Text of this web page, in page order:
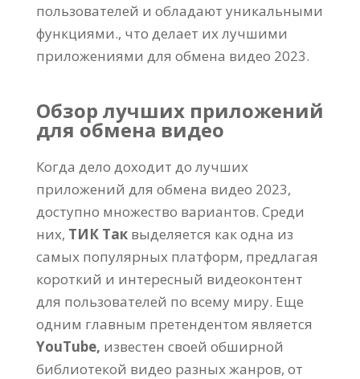
пользователей и обладают уникальными
функциями., что делает их лучшими
приложениями для обмена видео 2023.
Обзор лучших приложений
для обмена видео
Когда дело доходит до лучших
приложений для обмена видео 2023,
доступно множество вариантов. Среди
них, ТИК Так выделяется как одна из
самых популярных платформ, предлагая
короткий и интересный видеоконтент
для пользователей по всему миру. Еще
одним главным претендентом является
YouTube, известен своей обширной
библиотекой видео разных жанров, от